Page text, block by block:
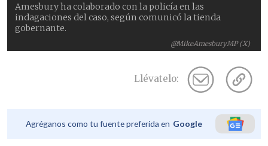
@MikeAmesburyMP (X)
Amesbury ha colaborado con la policía en las
indagaciones del caso, según comunicó la tienda
gobernante.
Llévatelo:
Agréganos como tu fuente preferida en Google